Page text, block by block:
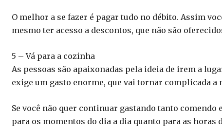
O melhor a se fazer é pagar tudo no débito. Assim
mesmo ter acesso a descontos, que não são
5 – Vá para a cozinha
As pessoas são apaixonadas pela ideia de irem a
exige um gasto enorme, que vai tornar complicada
Se você não quer continuar gastando tanto
para os momentos do dia a dia quanto para as horas